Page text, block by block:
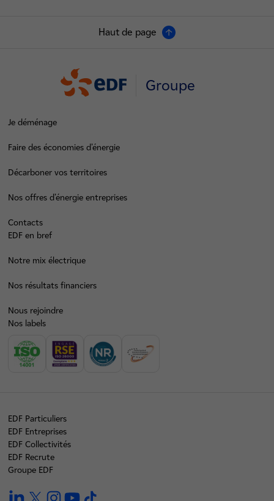
Haut de page
Groupe
Je déménage
Faire des économies d’énergie
Décarboner vos territoires
Nos offres d’énergie entreprises
Contacts
EDF en bref
Notre mix électrique
Nos résultats financiers
Nous rejoindre
Nos labels
EDF Particuliers
EDF Entreprises
EDF Collectivités
EDF Recrute
Groupe EDF
linkedintwitterinstagramyoutube